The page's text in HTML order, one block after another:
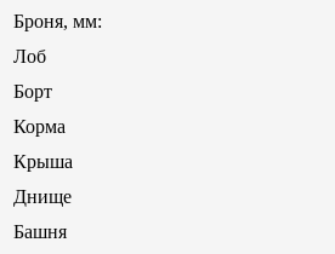
Броня, мм:
Лоб
Борт
Корма
Крыша
Днище
Башня